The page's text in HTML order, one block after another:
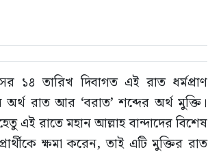
১৪ তারিখ দিবাগত এই রাত ধর্মপ্রাণ
অর্থ রাত আর ‘বরাত’ শব্দের অর্থ মুক্তি।
এই রাতে মহান আল্লাহ বান্দাদের বিশেষ
ক্ষমা করেন, তাই এটি মুক্তির রাত